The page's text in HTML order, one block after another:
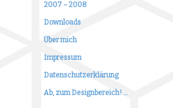
2007 – 2008
Downloads
Über mich
Impressum
Datenschutzerklärung
Ab, zum Designbereich! …